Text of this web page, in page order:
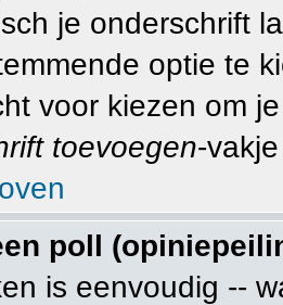
je onderschrift
optie te
voor kiezen om
toevoegen-
poll
is eenvoudig --